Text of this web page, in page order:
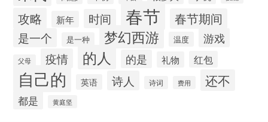
攻略 新年 时间 春节 春节期间
是一个 是一种 梦幻西游 温度 游戏
父母 疫情 的人 的是 礼物 红包
自己的 英语 诗人 诗词 费用 还不
都是 黄庭坚